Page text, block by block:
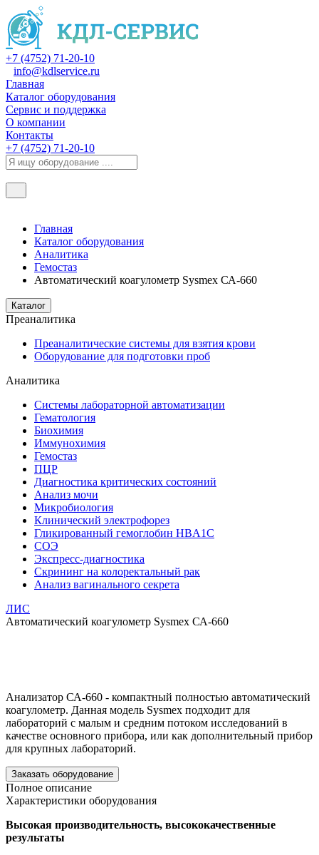
+7 (4752) 71-20-10
info@kdlservice.ru
Главная
Каталог оборудования
Сервис и поддержка
О компании
Контакты
+7 (4752) 71-20-10
Главная
Каталог оборудования
Аналитика
Гемостаз
Автоматический коагулометр Sysmex СА-660
Каталог
Преаналитика
Преаналитические системы для взятия крови
Оборудование для подготовки проб
Аналитика
Системы лабораторной автоматизации
Гематология
Биохимия
Иммунохимия
Гемостаз
ПЦР
Диагностика критических состояний
Анализ мочи
Микробиология
Клинический электрофорез
Гликированный гемоглобин HBA1C
СОЭ
Экспресс-диагностика
Скрининг на колоректальный рак
Анализ вагинального секрета
ЛИС
Автоматический коагулометр Sysmex СА-660
Анализатор СА-660 - компактный полностью автоматический
коагулометр. Данная модель Sysmex подходит для
лабораторий с малым и средним потоком исследований в
качестве основного прибора, или как дополнительный прибор
для крупных лабораторий.
Заказать оборудование
Полное описание
Характеристики оборудования
Высокая производительность, высококачественные
результаты